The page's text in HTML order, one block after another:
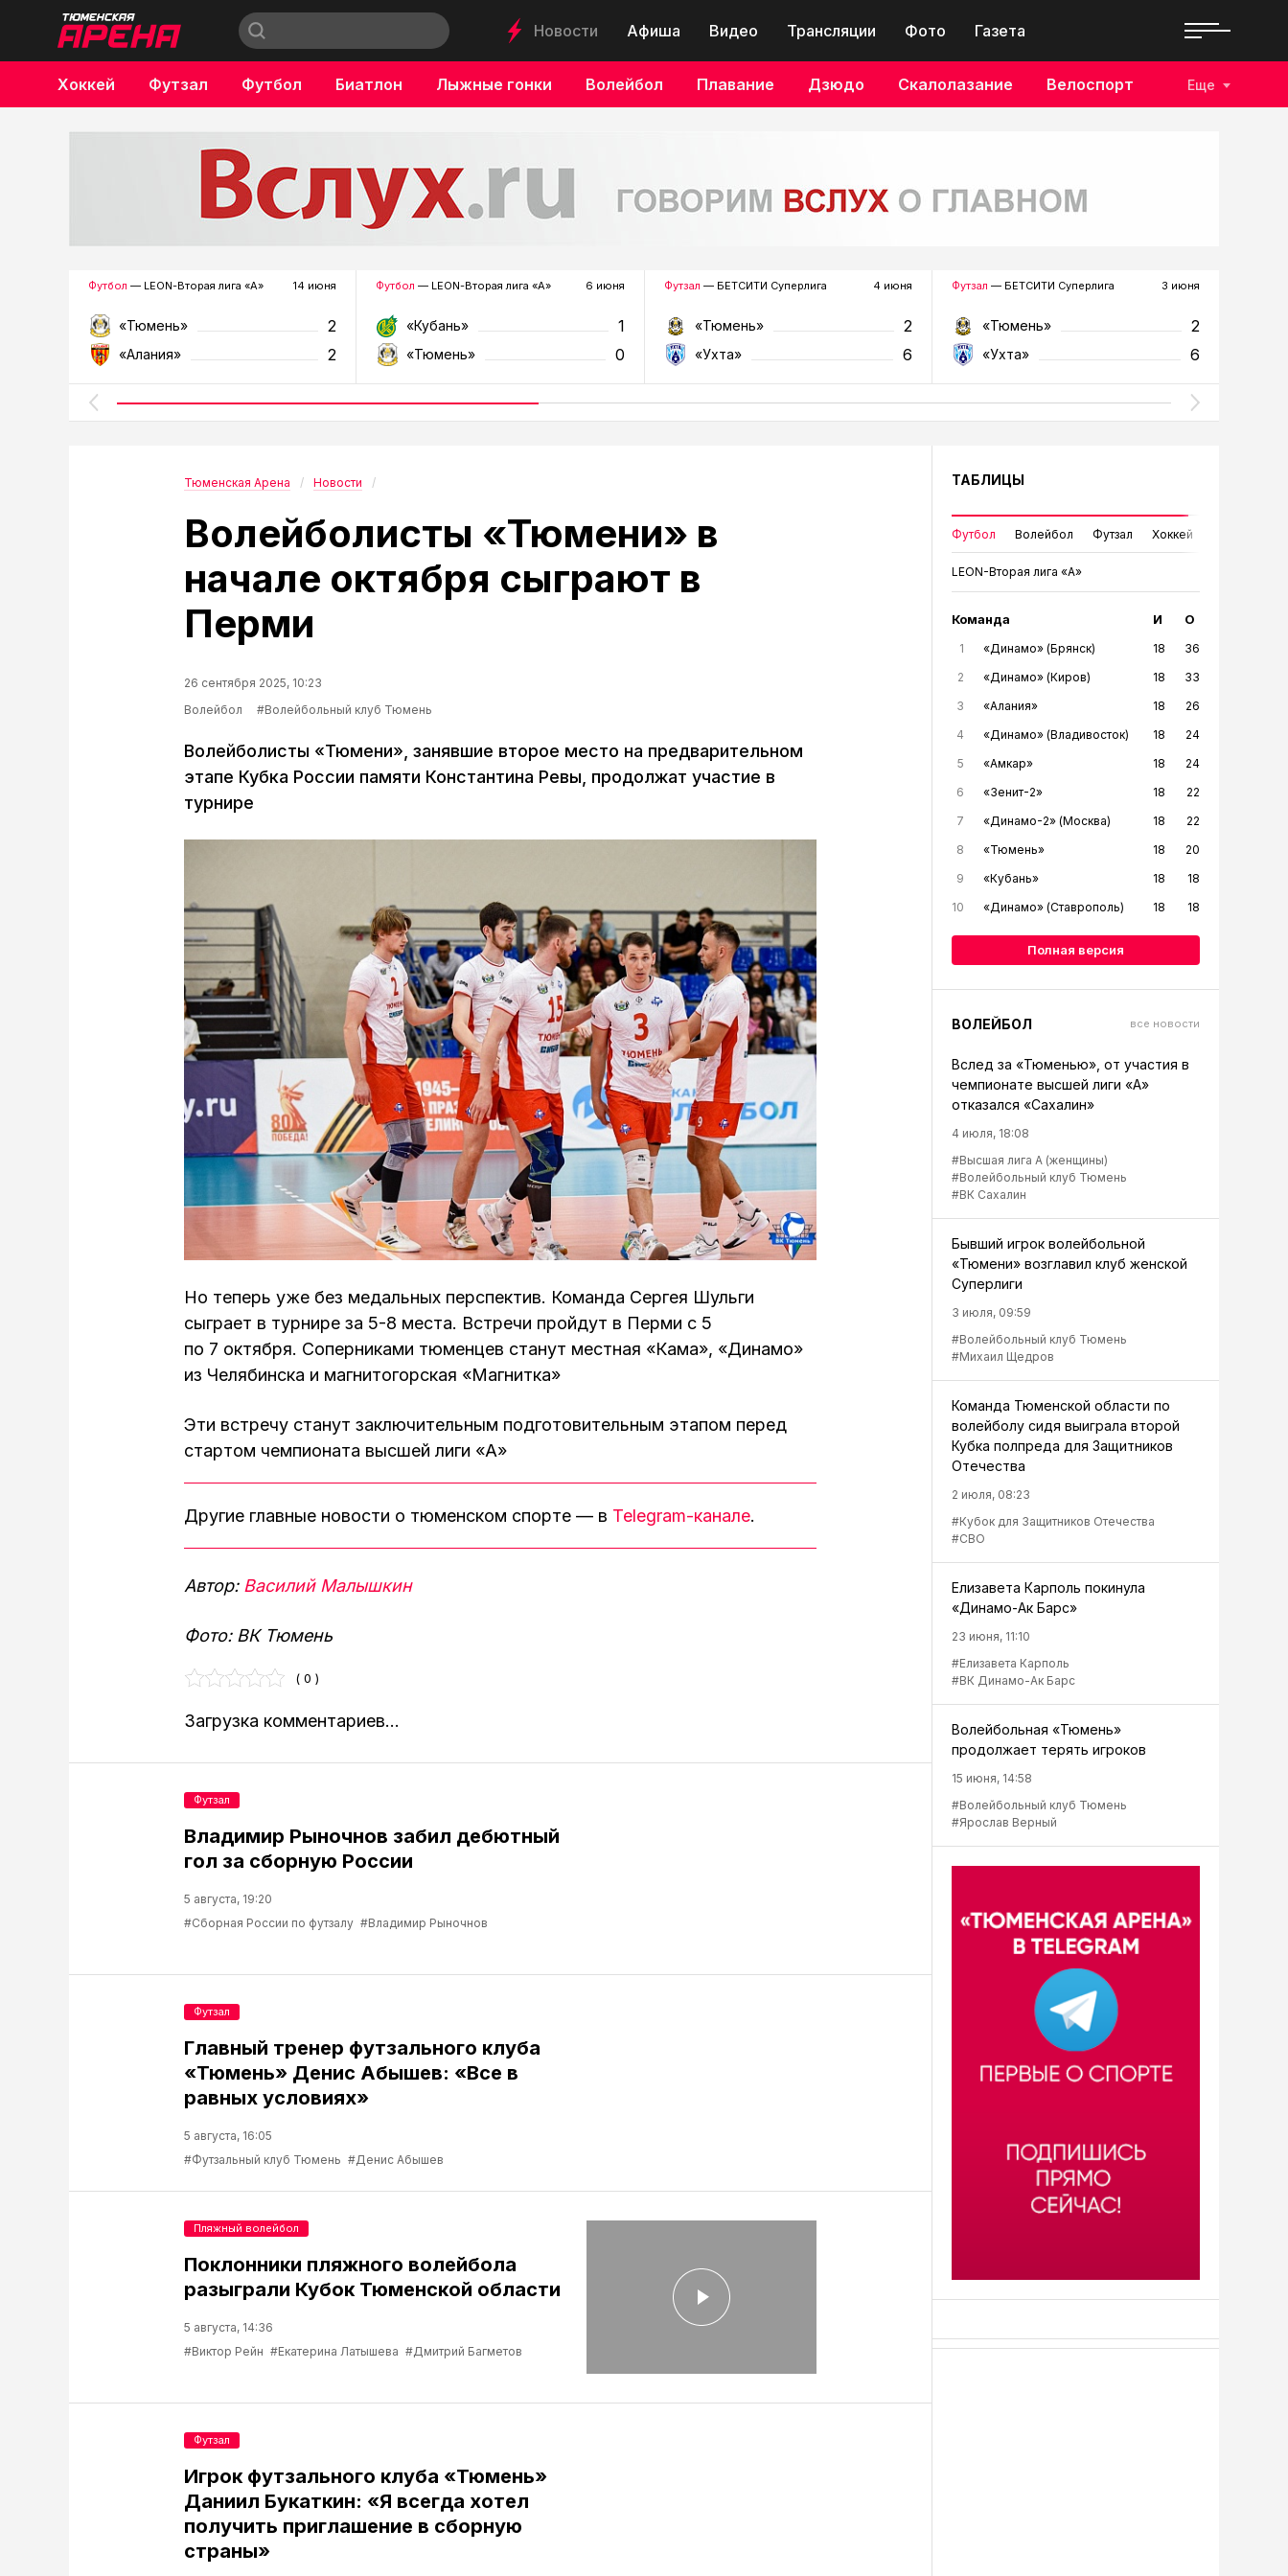
Новости Афиша Видео Трансляции Фото Газета
Хоккей Футзал Футбол Биатлон Лыжные гонки Волейбол Плавание Дзюдо Скалолазание Велоспорт
Бокс
Еще
Футбол — LEON-Вторая лига «А» 14 июня
«Тюмень» 2
«Алания» 2
Футбол — LEON-Вторая лига «А» 6 июня
«Кубань» 1
«Тюмень» 0
Футзал — БЕТСИТИ Суперлига 4 июня
«Тюмень» 2
«Ухта» 6
Футзал — БЕТСИТИ Суперлига 3 июня
«Тюмень» 2
«Ухта» 6
Тюменская Арена Новости
Волейболисты «Тюмени» в
начале октября сыграют в
Перми
26 сентября 2025, 10:23
Волейбол
#Волейбольный клуб Тюмень
Волейболисты «Тюмени», занявшие второе место на предварительном
этапе Кубка России памяти Константина Ревы, продолжат участие в
турнире
Но теперь уже без медальных перспектив. Команда Сергея Шульги
сыграет в турнире за 5-8 места. Встречи пройдут в Перми с 5
по 7 октября. Соперниками тюменцев станут местная «Кама», «Динамо»
из Челябинска и магнитогорская «Магнитка»
Эти встречу станут заключительным подготовительным этапом перед
стартом чемпионата высшей лиги «А»
Другие главные новости о тюменском спорте — в Telegram-канале.
Автор: Василий Малышкин
Фото: ВК Тюмень
( 0 )
Загрузка комментариев...
Владимир Рыночнов забил дебютный
гол за сборную России
5 августа, 19:20
#Сборная России по футзалу #Владимир Рыночнов
Футзал
Главный тренер футзального клуба
«Тюмень» Денис Абышев: «Все в
равных условиях»
5 августа, 16:05
#Футзальный клуб Тюмень #Денис Абышев
Футзал
Поклонники пляжного волейбола
разыграли Кубок Тюменской области
5 августа, 14:36
#Виктор Рейн #Екатерина Латышева #Дмитрий Багметов
Пляжный волейбол
Игрок футзального клуба «Тюмень»
Даниил Букаткин: «Я всегда хотел
получить приглашение в сборную
страны»
Футзал
ТАБЛИЦЫ
Футбол Волейбол Футзал Хоккей
LEON-Вторая лига «А»
Команда И О
1 «Динамо» (Брянск) 18
36
2
«Динамо» (Киров) 18
33
3
«Алания» 18
26
4
«Динамо» (Владивосток) 18
24
5
«Амкар» 18
24
6
«Зенит-2» 18
22
7
«Динамо-2» (Москва) 18
22
8
«Тюмень» 18
20
9
«Кубань» 18
18
10
«Динамо» (Ставрополь) 18 18
Полная версия
ВОЛЕЙБОЛ все новости
Вслед за «Тюменью», от участия в
чемпионате высшей лиги «А»
отказался «Сахалин»
4 июля, 18:08
#Высшая лига А (женщины)
#Волейбольный клуб Тюмень
#ВК Сахалин
Бывший игрок волейбольной
«Тюмени» возглавил клуб женской
Суперлиги
3 июля, 09:59
#Волейбольный клуб Тюмень
#Михаил Щедров
Команда Тюменской области по
волейболу сидя выиграла второй
Кубка полпреда для Защитников
Отечества
2 июля, 08:23
#Кубок для Защитников Отечества
#СВО
Елизавета Карполь покинула
«Динамо-Ак Барс»
23 июня, 11:10
#Елизавета Карполь
#ВК Динамо-Ак Барс
Волейбольная «Тюмень»
продолжает терять игроков
15 июня, 14:58
#Волейбольный клуб Тюмень
#Ярослав Верный